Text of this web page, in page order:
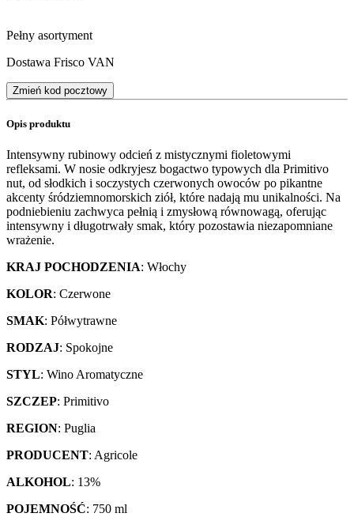
Pełny asortyment
Dostawa Frisco VAN
Zmień kod pocztowy
Opis produktu
Intensywny rubinowy odcień z mistycznymi fioletowymi
refleksami. W nosie odkryjesz bogactwo typowych dla Primitivo
nut, od słodkich i soczystych czerwonych owoców po pikantne
akcenty śródziemnomorskich ziół, które nadają mu unikalności. Na
podniebieniu zachwyca pełnią i zmysłową równowagą, oferując
intensywny i długotrwały smak, który pozostawia niezapomniane
wrażenie.
KRAJ POCHODZENIA: Włochy
KOLOR: Czerwone
SMAK: Półwytrawne
RODZAJ: Spokojne
STYL: Wino Aromatyczne
SZCZEP: Primitivo
REGION: Puglia
PRODUCENT: Agricole
ALKOHOL: 13%
POJEMNOŚĆ: 750 ml